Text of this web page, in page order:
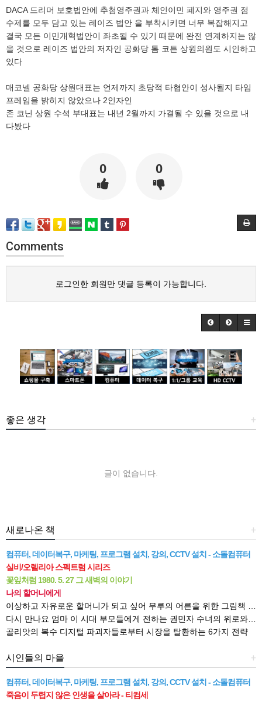
DACA 드리머 보호법안에 추첨영주권과 체인이민 폐지와 영주권 점
수제를 모두 담고 있는 레이즈 법안 을 부착시키면 너무 복잡해지고
결국 모든 이민개혁법안이 좌초될 수 있기 때문에 완전 연계하지는 않
을 것으로 레이즈 법안의 저자인 공화당 톰 코튼 상원의원도 시인하고
있다
매코넬 공화당 상원대표는 언제까지 초당적 타협안이 성사될지 타임
프레임을 밝히지 않았으나 2인자인
존 코닌 상원 수석 부대표는 내년 2월까지 가결될 수 있을 것으로 내
다봤다
0 0
Comments
로그인한 회원만 댓글 등록이 가능합니다.
+
좋은 생각
글이 없습니다.
+
새로나온 책
컴퓨터, 데이터복구, 마케팅, 프로그램 설치, 강의, CCTV 설치 - 소돌컴퓨터
실비/오렐리아 스펙트럼 시리즈
꽃잎처럼 1980. 5. 27 그 새벽의 이야기
나의 할머니에게
이상하고 자유로운 할머니가 되고 싶어 무루의 어른을 위한 그림책 읽기
다시 만나요 엄마 이 시대 부모들에게 전하는 권민자 수녀의 위로와 격려
골리앗의 복수 디지털 파괴자들로부터 시장을 탈환하는 6가지 전략
+
시인들의 마을
컴퓨터, 데이터복구, 마케팅, 프로그램 설치, 강의, CCTV 설치 - 소돌컴퓨터
죽음이 두렵지 않은 인생을 살아라 - 티컴세